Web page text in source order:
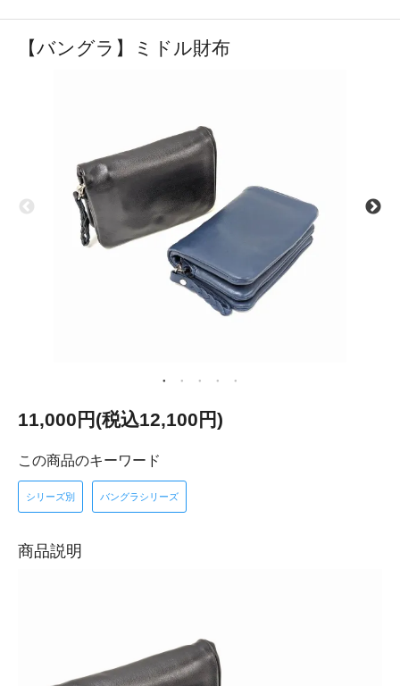
【バングラ】ミドル財布
11,000円(税込12,100円)
この商品のキーワード
シリーズ別 バングラシリーズ
商品説明